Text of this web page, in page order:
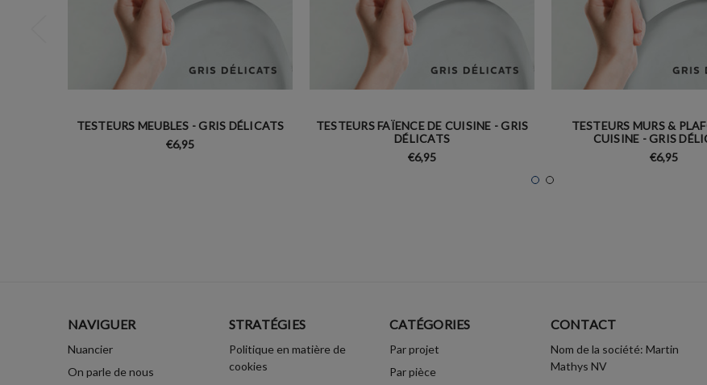
TESTEURS MEUBLES - GRIS DÉLICATS
€6,95
TESTEURS FAÏENCE DE CUISINE - GRIS
DÉLICATS
€6,95
TESTEURS MURS &
CUISINE - GRIS
€6,95
NAVIGUER
Nuancier
On parle de nous
STRATÉGIES
Politique en matière de
cookies
CATÉGORIES
Par projet
Par pièce
CONTACT
Nom de la société: Martin
Mathys NV